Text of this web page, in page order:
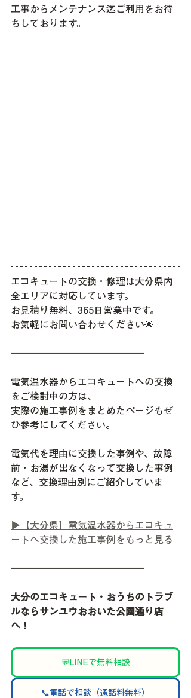
工事からメンテナンス迄ご利用をお待
ちしております。
エコキュートの交換・修理は大分県内
全エリアに対応しています。
お見積り無料、365日営業中です。
お気軽にお問い合わせください🌟
━━━━━━━━━━━━━━
電気温水器からエコキュートへの交換
をご検討中の方は、
実際の施工事例をまとめたページもぜ
ひ参考にしてください。
電気代を理由に交換した事例や、故障
前・お湯が出なくなって交換した事例
など、交換理由別にご紹介していま
す。
▶【大分県】電気温水器からエコキュ
ートへ交換した施工事例をもっと見る
━━━━━━━━━━━━━━
大分のエコキュート・おうちのトラブ
ルならサンユウおおいた公園通り店
へ！
💬LINEで無料相談
📞電話で相談（通話料無料）